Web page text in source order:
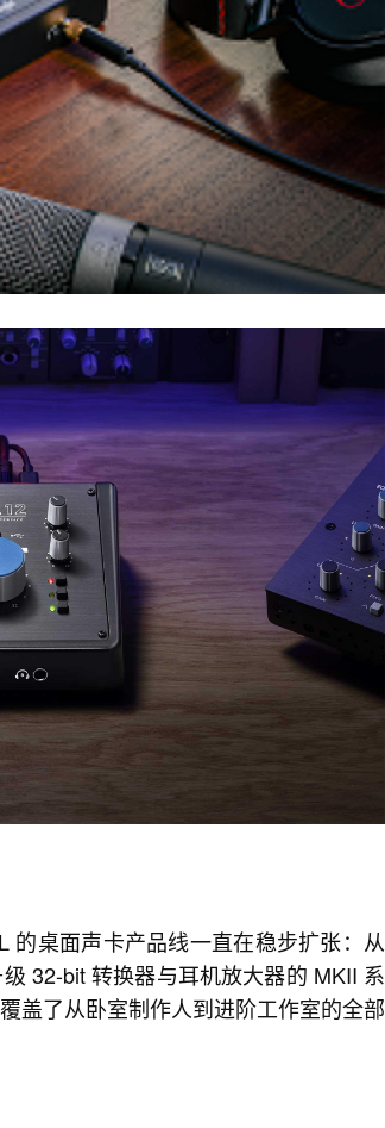
的桌面声卡产品线一直在稳步扩张：从
32-bit 转换器与耳机放大器的 MKII 系
盖了从卧室制作人到进阶工作室的全部